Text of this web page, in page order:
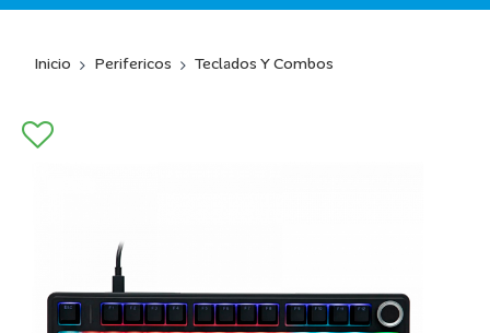
Inicio Perifericos Teclados Y Combos